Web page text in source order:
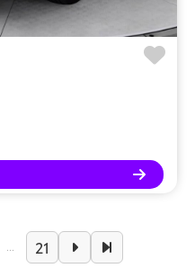
... 21